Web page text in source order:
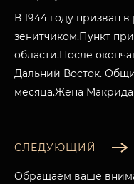
В 1944 году призван
зенитчиком.Пункт
области.После
Дальний Восток.
месяца.Жена
СЛЕДУЮЩИЙ
Обращаем ваше